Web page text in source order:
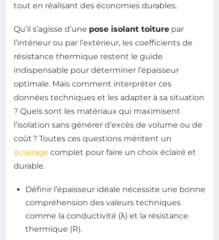
tout en réalisant des économies durables.
Qu’il s’agisse d’une pose isolant toiture par
l’intérieur ou par l’extérieur, les coefficients de
résistance thermique restent le guide
indispensable pour déterminer l’épaisseur
optimale. Mais comment interpréter ces
données techniques et les adapter à sa situation
? Quels sont les matériaux qui maximisent
l’isolation sans générer d’excès de volume ou de
coût ? Toutes ces questions méritent un
éclairage complet pour faire un choix éclairé et
durable.
Définir l’épaisseur idéale nécessite une bonne
compréhension des valeurs techniques
comme la conductivité (λ) et la résistance
thermique (R).